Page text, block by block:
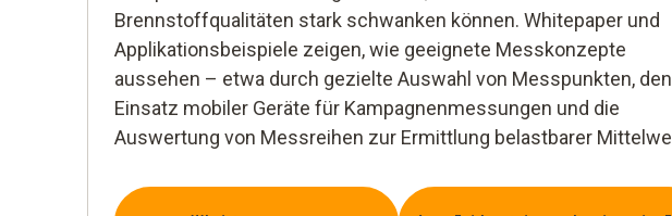
Brennstoffqualitäten stark schwanken können. Whitepaper und
Applikationsbeispiele zeigen, wie geeignete Messkonzepte
aussehen – etwa durch gezielte Auswahl von Messpunkten, den
Einsatz mobiler Geräte für Kampagnenmessungen und die
Auswertung von Messreihen zur Ermittlung belastbarer